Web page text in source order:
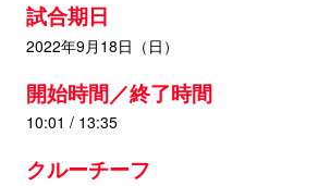
試合期日
2022年9月18日（日）
開始時間／終了時間
10:01 / 13:35
クルーチーフ